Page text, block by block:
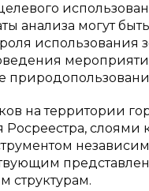
анализа могут
использования
на территории
Росреестра,
структурам.